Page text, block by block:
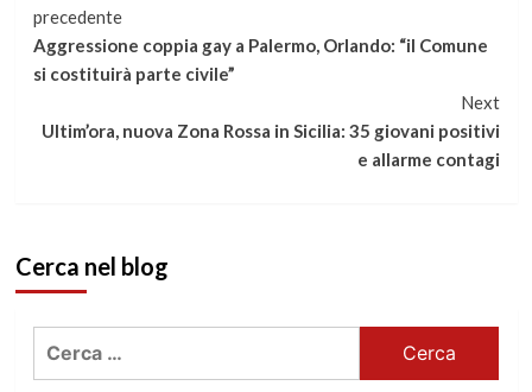
Continua
a
leggere
precedente
Aggressione coppia gay a Palermo, Orlando: “il Comune
si costituirà parte civile”
Next
Ultim’ora, nuova Zona Rossa in Sicilia: 35 giovani positivi
e allarme contagi
Cerca nel blog